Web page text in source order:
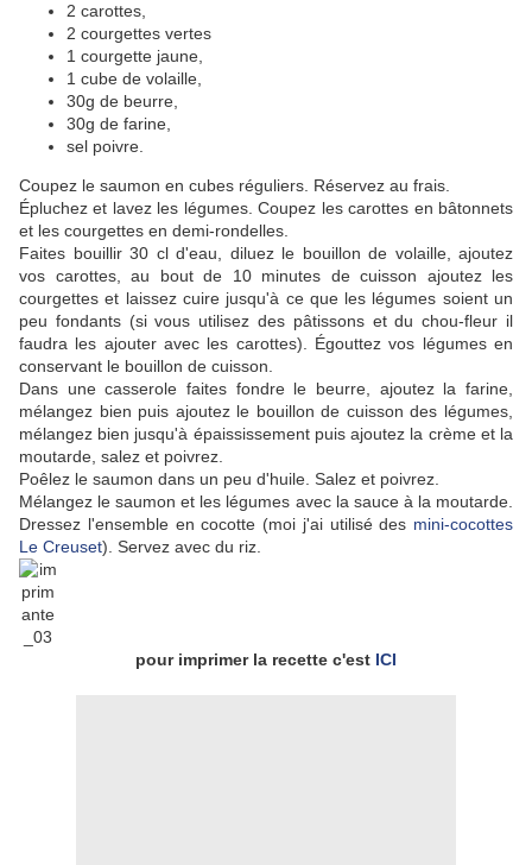
2 carottes,
2 courgettes vertes
1 courgette jaune,
1 cube de volaille,
30g de beurre,
30g de farine,
sel poivre.
Coupez le saumon en cubes réguliers. Réservez au frais.
Épluchez et lavez les légumes. Coupez les carottes en bâtonnets
et les courgettes en demi-rondelles.
Faites bouillir 30 cl d'eau, diluez le bouillon de volaille, ajoutez
vos carottes, au bout de 10 minutes de cuisson ajoutez les
courgettes et laissez cuire jusqu'à ce que les légumes soient un
peu fondants (si vous utilisez des pâtissons et du chou-fleur il
faudra les ajouter avec les carottes). Égouttez vos légumes en
conservant le bouillon de cuisson.
Dans une casserole faites fondre le beurre, ajoutez la farine,
mélangez bien puis ajoutez le bouillon de cuisson des légumes,
mélangez bien jusqu'à épaississement puis ajoutez la crème et la
moutarde, salez et poivrez.
Poêlez le saumon dans un peu d'huile. Salez et poivrez.
Mélangez le saumon et les légumes avec la sauce à la moutarde.
Dressez l'ensemble en cocotte (moi j'ai utilisé des mini-cocottes
Le Creuset). Servez avec du riz.
pour imprimer la recette c'est ICI